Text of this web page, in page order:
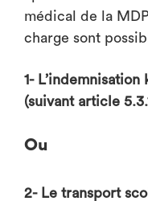
médical de la
charge sont
1-
(suivant article
Ou
2- Le transport